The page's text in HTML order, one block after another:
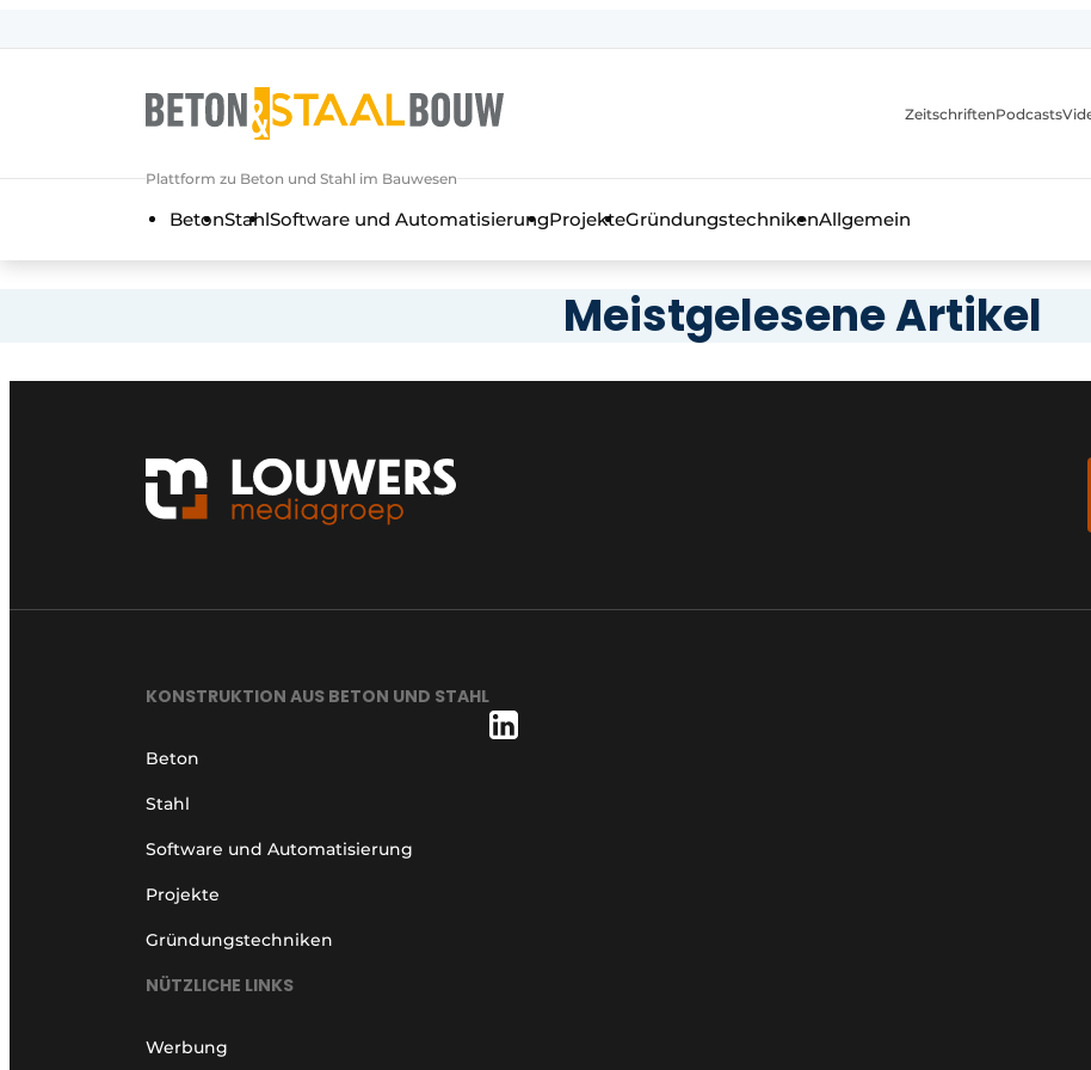
Allgemeine Bedingungen und Konditionen
Beton & Stahlbau | Entdecken Sie das Fachmagazin für die Beton- und Stahlbauindustrie
Podcasts
Datenschutz / Cookie-Erklärung
Plattform zu Beton und Stahl im Bauwesen
ZeitschriftenPodcasts
BetonStahlSoftware und AutomatisierungProjekteGründungstechnikenAllgemein
Meistgelesene Artikel
KONSTRUKTION AUS BETON UND STAHL
Beton
Stahl
Software und Automatisierung
Projekte
Gründungstechniken
NÜTZLICHE LINKS
Werbung